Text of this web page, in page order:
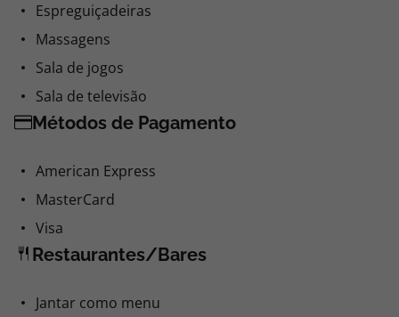
Espreguiçadeiras
Massagens
Sala de jogos
Sala de televisão
Métodos de Pagamento
American Express
MasterCard
Visa
Restaurantes/Bares
Jantar como menu